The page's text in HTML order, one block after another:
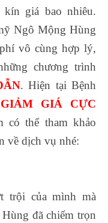
giá bao nhiêu.
Ngô Mộng Hùng
vô cùng hợp lý,
chương trình
. Hiện tại Bệnh
GIẢM GIÁ CỰC
có thể tham khảo
về dịch vụ nhé:
trội của mình mà
đã chiếm trọn